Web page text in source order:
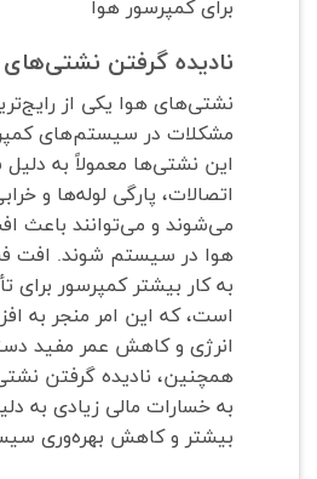
برای کمپرسور هوا
نادیده گرفتن
نشتی‌های هوا یکی از
مشکلات در سیستم‌های
این نشتی‌ها معمولاً به
اتصالات، پارگی لوله‌ها و
می‌شوند و می‌توانند باعث
هوا در سیستم شوند. افت
به کار بیشتر کمپرسور برای
است، که این امر منجر به
انرژی و کاهش عمر مفید
همچنین، نادیده گرفتن
به خسارات مالی زیادی به
بیشتر و کاهش بهره‌وری